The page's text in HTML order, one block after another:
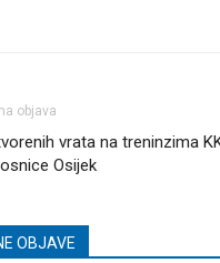
objava
vrata na treninzima
Osijek
OBJAVE